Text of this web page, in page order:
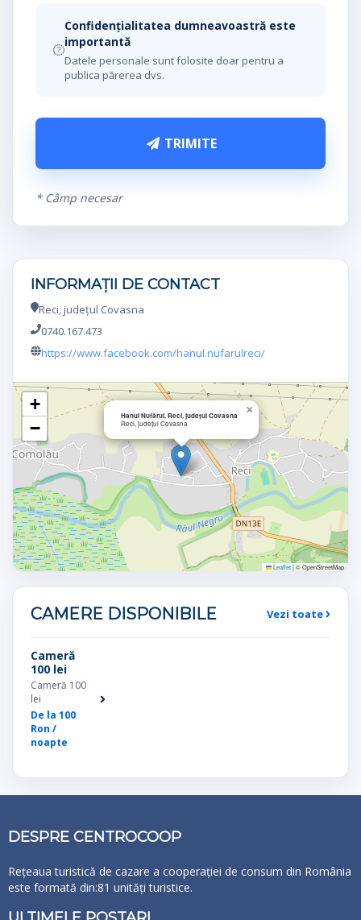
Confidențialitatea dumneavoastră este
importantă
Datele personale sunt folosite doar pentru a
publica părerea dvs.
TRIMITE
* Câmp necesar
INFORMAȚII DE CONTACT
Reci, județul Covasna
0740.167.473
https://www.facebook.com/hanul.nufarulreci/
Hanul Nufărul, Reci, județul Covasna
Reci, județul Covasna
×
+
−
Leaflet|© OpenStreetMap
CAMERE DISPONIBILE Vezi toate
Cameră
100 lei
Cameră 100
lei
De la 100
Ron /
noapte
DESPRE CENTROCOOP
Rețeaua turistică de cazare a cooperației de consum din România
este formată din:81 unități turistice.